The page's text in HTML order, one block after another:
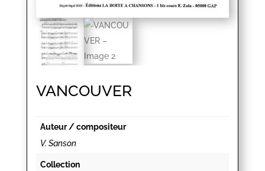
VANCOUVER
Auteur / compositeur
V. Sanson
Collection